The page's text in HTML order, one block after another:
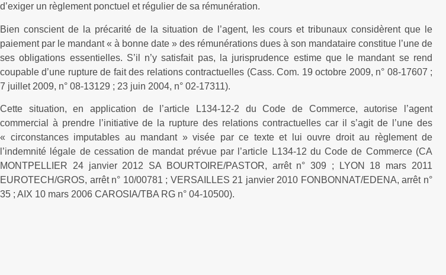
d’exiger un règlement ponctuel et régulier de sa rémunération.
Bien conscient de la précarité de la situation de l’agent, les cours et tribunaux considèrent que le
paiement par le mandant « à bonne date » des rémunérations dues à son mandataire constitue l’une de
ses obligations essentielles. S’il n’y satisfait pas, la jurisprudence estime que le mandant se rend
coupable d’une rupture de fait des relations contractuelles (Cass. Com. 19 octobre 2009, n° 08-17607 ;
7 juillet 2009, n° 08-13129 ; 23 juin 2004, n° 02-17311).
Cette situation, en application de l’article L134-12-2 du Code de Commerce, autorise l’agent
commercial à prendre l’initiative de la rupture des relations contractuelles car il s’agit de l’une des
« circonstances imputables au mandant » visée par ce texte et lui ouvre droit au règlement de
l’indemnité légale de cessation de mandat prévue par l’article L134-12 du Code de Commerce (CA
MONTPELLIER 24 janvier 2012 SA BOURTOIRE/PASTOR, arrêt n° 309 ; LYON 18 mars 2011
EUROTECH/GROS, arrêt n° 10/00781 ; VERSAILLES 21 janvier 2010 FONBONNAT/EDENA, arrêt n°
35 ; AIX 10 mars 2006 CAROSIA/TBA RG n° 04-10500).